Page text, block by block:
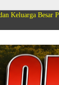
PT Cakrawala